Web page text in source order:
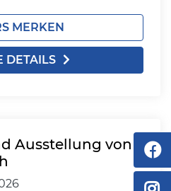
MERKEN
DETAILS
Ausstellung von